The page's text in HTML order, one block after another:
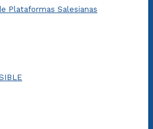
Plataformas Salesianas